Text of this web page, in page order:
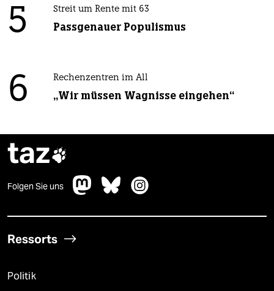
5 Streit um Rente mit 63
Passgenauer Populismus
6 Rechenzentren im All
„Wir müssen Wagnisse eingehen“
taz
Folgen Sie uns
Ressorts
Politik